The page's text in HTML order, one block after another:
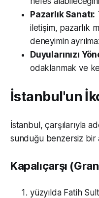
Pazarlık Sanatı:
iletişim, pazarlık
deneyimin
Duyularınızı
odaklanmak ve
İstanbul'un
İstanbul, çarşılarıyla
sunduğu benzersiz bir
Kapalıçarşı
yüzyılda Fatih